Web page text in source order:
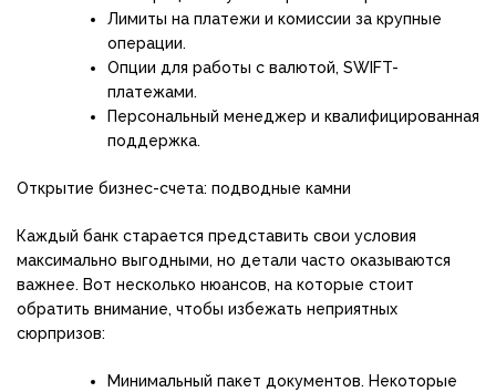
Лимиты на платежи и комиссии за крупные
операции.
Опции для работы с валютой, SWIFT-
платежами.
Персональный менеджер и квалифицированная
поддержка.
Открытие бизнес-счета: подводные камни
Каждый банк старается представить свои условия
максимально выгодными, но детали часто оказываются
важнее. Вот несколько нюансов, на которые стоит
обратить внимание, чтобы избежать неприятных
сюрпризов:
Минимальный пакет документов. Некоторые